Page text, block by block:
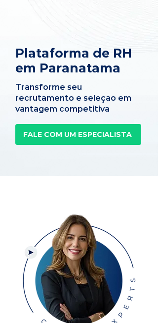
Plataforma de RH
em Paranatama
Transforme seu
recrutamento e seleção em
vantagem competitiva
FALE COM UM ESPECIALISTA